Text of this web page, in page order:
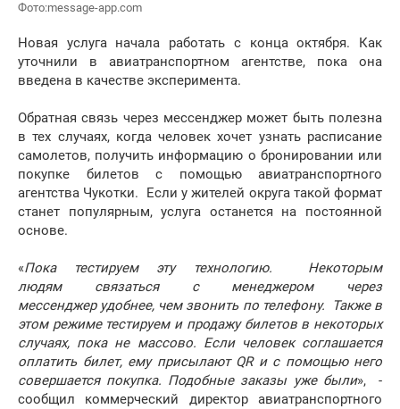
Фото:message-app.com
Новая услуга начала работать с конца октября. Как
уточнили в авиатранспортном агентстве, пока она
введена в качестве эксперимента.
Обратная связь через мессенджер может быть полезна
в тех случаях, когда человек хочет узнать расписание
самолетов, получить информацию о бронировании или
покупке билетов с помощью авиатранспортного
агентства Чукотки. Если у жителей округа такой формат
станет популярным, услуга останется на постоянной
основе.
«Пока тестируем эту технологию. Некоторым
людям связаться с менеджером
через
мессенджер удобнее, чем звонить по телефону. Также в
этом режиме тестируем и продажу билетов в некоторых
случаях, пока не массово. Если человек соглашается
оплатить билет, ему присылают QR и с помощью него
совершается покупка. Подобные заказы уже были», -
сообщил коммерческий директор авиатранспортного